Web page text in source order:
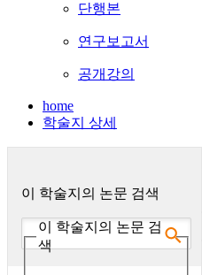
단행본
연구보고서
공개강의
home
학술지 상세
이 학술지의 논문 검색
이 학술지의 논문 검
색